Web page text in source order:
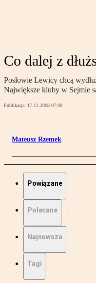
Co dalej z
Posłowie Lewicy chcą
Największe kluby w Sejmie
Publikacja: 17.12.2008 07:00
Mateusz Rzemek
Powiązane
Polecane
Najnowsze
Tagi